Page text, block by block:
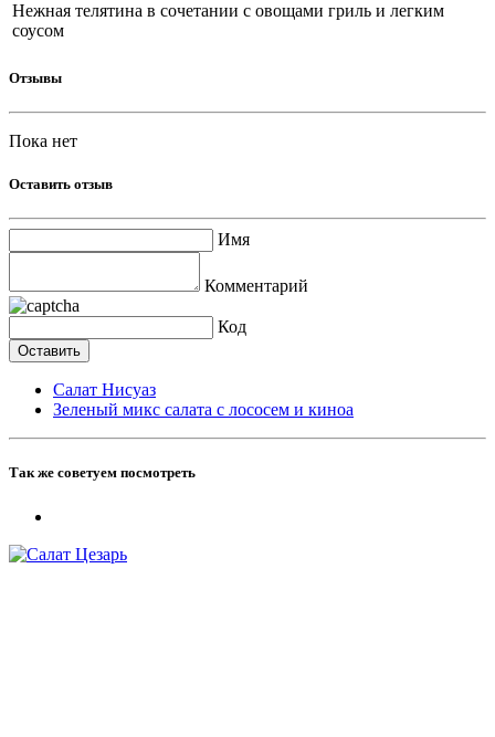
Нежная телятина в сочетании с овощами гриль и легким
соусом
Отзывы
Пока нет
Оставить отзыв
Имя
Комментарий
Код
Салат Нисуаз
Зеленый микс салата с лососем и киноа
Так же советуем посмотреть